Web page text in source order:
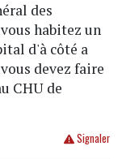
des
habitez un
d'à côté a
devez faire
CHU de
Signaler